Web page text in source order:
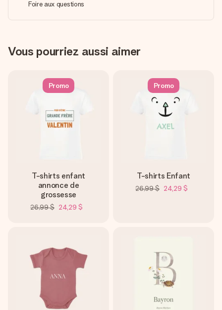
Foire aux questions
Vous pourriez aussi aimer
Promo
T-shirts enfant
annonce de
grossesse
26,99 $ 24,29 $
Promo
T-shirts Enfant
26,99 $ 24,29 $